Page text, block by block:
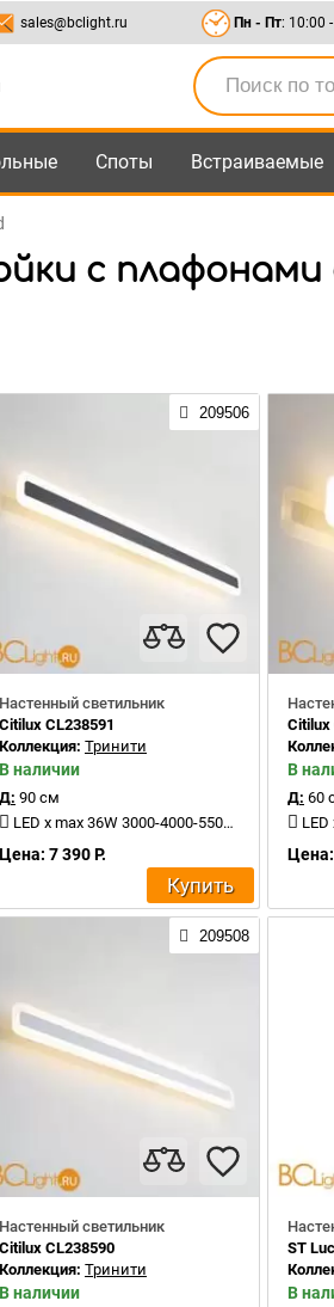
sales@bclight.ru
sales@bclight.ru Пн - Пт: 10:00
Споты Встраиваемые
с плафонами
209506
Настенный светильник
Citilux CL238591
Коллекция: Тринити
В наличии
Д: 90 см
LED x max 36W 3000-4000-5500K 4000Lm
Цена: 7 390 Р.
Купить
Citilux
В
Д: 60
LED
Цена:
209508
Настенный светильник
Citilux CL238590
Коллекция: Тринити
В наличии
ST
В